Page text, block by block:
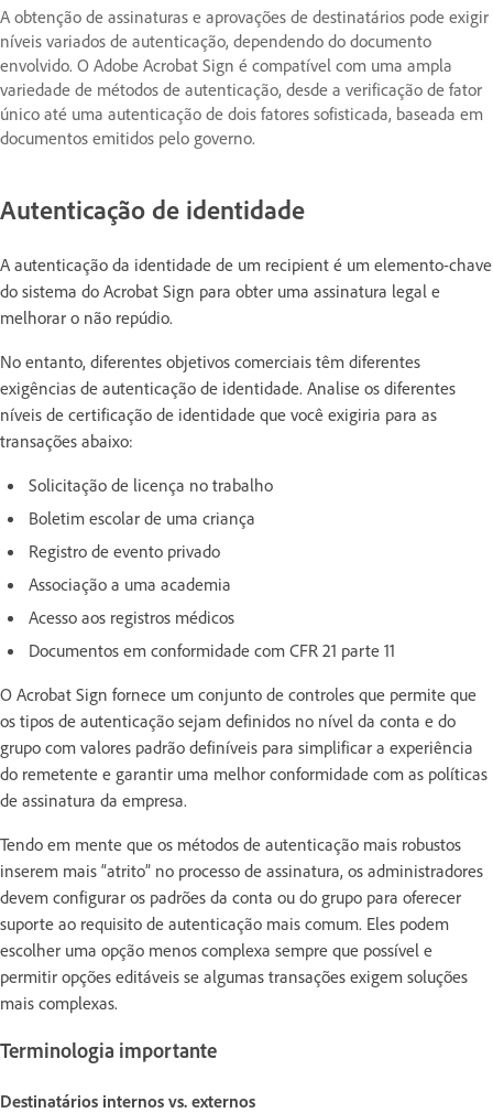
A obtenção de assinaturas e aprovações de destinatários pode exigir
níveis variados de autenticação, dependendo do documento
envolvido. O Adobe Acrobat Sign é compatível com uma ampla
variedade de métodos de autenticação, desde a verificação de fator
único até uma autenticação de dois fatores sofisticada, baseada em
documentos emitidos pelo governo.
Autenticação de identidade
A autenticação da identidade de um recipient é um elemento-chave
do sistema do Acrobat Sign para obter uma assinatura legal e
melhorar o não repúdio.
No entanto, diferentes objetivos comerciais têm diferentes
exigências de autenticação de identidade. Analise os diferentes
níveis de certificação de identidade que você exigiria para as
transações abaixo:
Solicitação de licença no trabalho
Boletim escolar de uma criança
Registro de evento privado
Associação a uma academia
Acesso aos registros médicos
Documentos em conformidade com CFR 21 parte 11
O Acrobat Sign fornece um conjunto de controles que permite que
os tipos de autenticação sejam definidos no nível da conta e do
grupo com valores padrão definíveis para simplificar a experiência
do remetente e garantir uma melhor conformidade com as políticas
de assinatura da empresa.
Tendo em mente que os métodos de autenticação mais robustos
inserem mais “atrito” no processo de assinatura, os administradores
devem configurar os padrões da conta ou do grupo para oferecer
suporte ao requisito de autenticação mais comum. Eles podem
escolher uma opção menos complexa sempre que possível e
permitir opções editáveis se algumas transações exigem soluções
mais complexas.
Terminologia importante
Destinatários internos vs. externos